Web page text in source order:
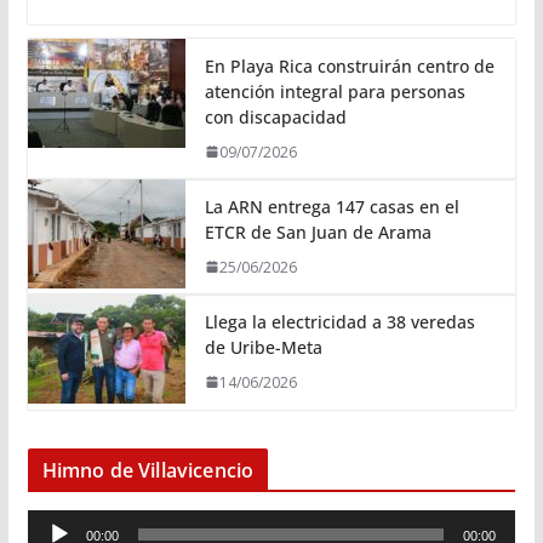
En Playa Rica construirán centro de
atención integral para personas
con discapacidad
09/07/2026
La ARN entrega 147 casas en el
ETCR de San Juan de Arama
25/06/2026
Llega la electricidad a 38 veredas
de Uribe-Meta
14/06/2026
Himno de Villavicencio
00:00 00:00